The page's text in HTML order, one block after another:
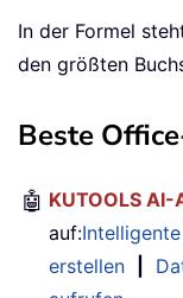
In der Formel
den größten
Beste
🤖 KUTOOLS
auf:
erstellen